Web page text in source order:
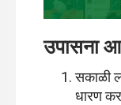
उपासना
सकाळी
धारण